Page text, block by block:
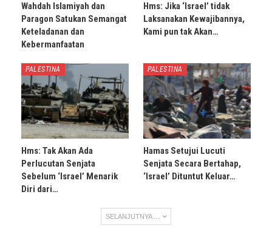
Wahdah Islamiyah dan
Paragon Satukan Semangat
Keteladanan dan
Kebermanfaatan
Hms: Jika ‘Israel’ tidak
Laksanakan Kewajibannya,
Kami pun tak Akan…
PALESTINA
Hms: Tak Akan Ada
Perlucutan Senjata
Sebelum ‘Israel’ Menarik
Diri dari…
PALESTINA
Hamas Setujui Lucuti
Senjata Secara Bertahap,
‘Israel’ Dituntut Keluar…
SELANJUTNYA ...